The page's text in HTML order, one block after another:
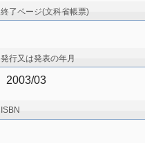
終了ページ(文科省帳票)
発行又は発表の年月
2003/03
ISBN